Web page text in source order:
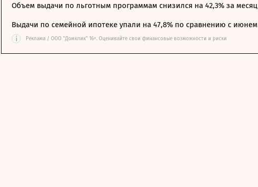
Объем выдачи по льготным программам снизился на 42,3% за месяц
Выдачи по семейной ипотеке упали на 47,8% по сравнению с июнем
i Реклама / ООО "Домклик" 16+. Оценивайте свои финансовые возможности и риски